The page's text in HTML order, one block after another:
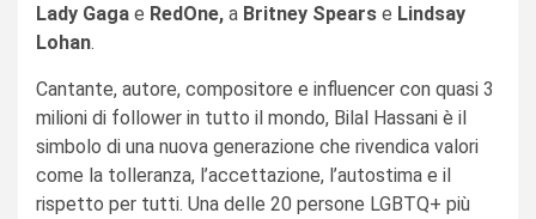
Lady Gaga e RedOne, a Britney Spears e Lindsay
Lohan.
Cantante, autore, compositore e influencer con quasi 3
milioni di follower in tutto il mondo, Bilal Hassani è il
simbolo di una nuova generazione che rivendica valori
come la tolleranza, l’accettazione, l’autostima e il
rispetto per tutti. Una delle 20 persone LGBTQ+ più